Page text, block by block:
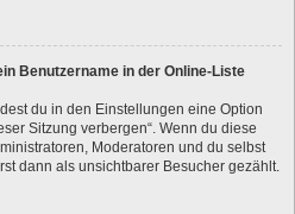
Benutzername in der Online-Liste
du in den Einstellungen eine Option
Sitzung verbergen“. Wenn du diese
Moderatoren und du selbst
dann als unsichtbarer Besucher gezählt.